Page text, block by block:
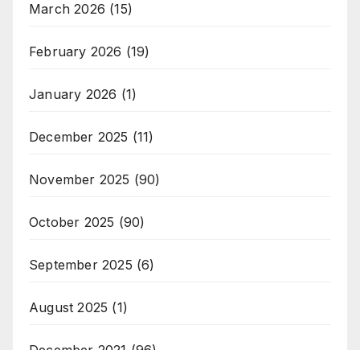
March 2026 (15)
February 2026 (19)
January 2026 (1)
December 2025 (11)
November 2025 (90)
October 2025 (90)
September 2025 (6)
August 2025 (1)